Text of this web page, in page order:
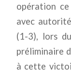
opération
avec
(1-3), lors
préliminaire
à cette